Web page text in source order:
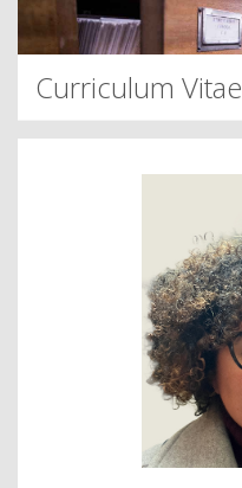
Curriculum Vitae